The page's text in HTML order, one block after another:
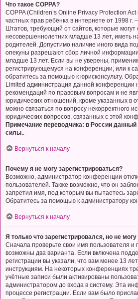
Что такое COPPA?
COPPA (Children’s Online Privacy Protection
частных прав ребёнка в интернете от 1998
Штатов, требующий от сайтов, которые
несовершеннолетних младше 13 лет, иметь
родителей. Допустимо наличие иного вида
опекуны разрешают сбор личной
младше 13 лет. Если вы не уверены,
регистрирующемуся на конференции, или к
обратитесь за помощью к юрисконсульту.
Limited администрация данной конференции
рекомендаций по правовым вопросам и не
юридических отношений, кроме указанных в
можно связаться по вопросу некорректного
юридических вопросов, связанных с этой
Примечание переводчика: в России данный
силы.
Вернуться к началу
Почему я не могу зарегистрироваться?
Возможно, администратор конференции
пользователей. Также возможно, что он
запретил имя, под которым вы пытаетесь
Обратитесь за помощью к администратору
Вернуться к началу
Я только что зарегистрировался, но не могу
Сначала проверьте свои имя пользователя и
возможны два варианта. Если включена
регистрации вы указали, что вам менее 13
инструкциям. На некоторых конференциях
учётные записи были активированы
администратором до входа в систему. Эта
процессе регистрации. Если вам было